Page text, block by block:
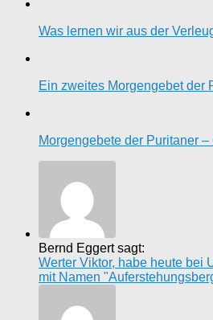
Was lernen wir aus der
Ein zweites Morgengebet der
Morgengebete der Puritaner –
Bernd Eggert sagt:
Werter Viktor, habe heute bei
mit Namen